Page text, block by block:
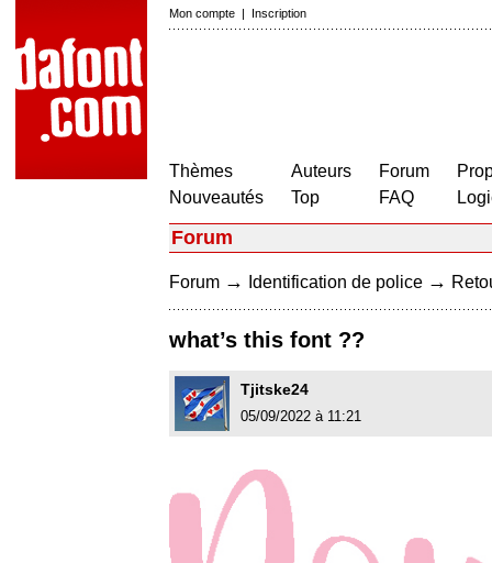
Mon compte | Inscription
Thèmes
Nouveautés
Auteurs
Top
Forum
FAQ
Forum
Forum → Identification de police →
what’s this font ??
Tjitske24
05/09/2022 à 11:21